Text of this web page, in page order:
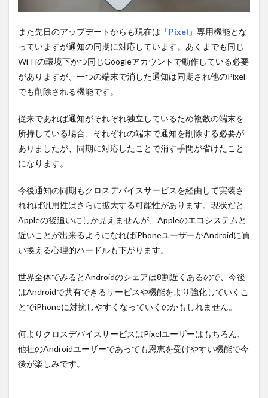
また先日のアップデートからも現在は「Pixel 」専用機能とな
っていますが通知の同期に対応しています。あくまでも同じ
Wi-Fiの環境下かつ同じGoogleアカウントで動作している必要
がありますが、一つの端末で消した通知は同期され他のPixel
でも削除される機能です。
従来であれば通知がそれぞれ独立しているため複数の端末を
所持している場合、それぞれの端末で通知を削除する必要が
ありましたが、同期に対応したことで消す手間が省けたこと
になります。
今後通知の同期もクロスデバイスサービスを経由して実装さ
れれば汎用性はさらに拡大する可能性があります。現状だと
Appleの後追いにしか見えませんが、Appleのエコシステムと
近いことが出来るようになればiPhoneユーザーがAndroidに買
い換える心理的ハードルも下がります。
世界全体でみるとAndroidのシェアは8割近くあるので、今後
はAndroidで共有できるサービスや機能をより強化していくこ
とでiPhoneに対抗しやすくなっていくのかもしれません。
何よりクロスデバイスサービスはPixelユーザーはもちろん、
他社のAndroidユーザーであっても恩恵を受けやすい機能で今
後が楽しみです。